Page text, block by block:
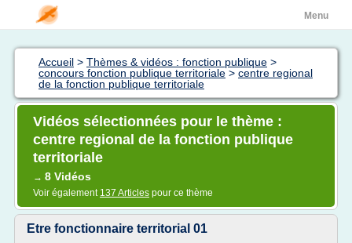
Menu
Accueil > Thèmes & vidéos : fonction publique >
concours fonction publique territoriale > centre regional
de la fonction publique territoriale
Vidéos sélectionnées pour le thème :
centre regional de la fonction publique
territoriale
→ 8 Vidéos
Voir également 137 Articles pour ce thème
Etre fonctionnaire territorial 01